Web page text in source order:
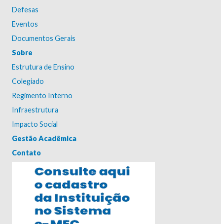
Defesas
Eventos
Documentos Gerais
Sobre
Estrutura de Ensino
Colegiado
Regimento Interno
Infraestrutura
Impacto Social
Gestão Acadêmica
Contato